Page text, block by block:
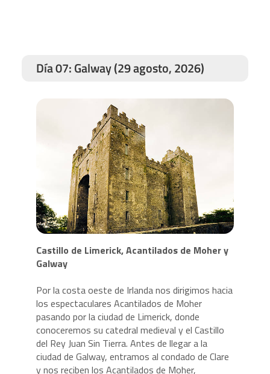
Día 07: Galway (29 agosto, 2026)
Castillo de Limerick, Acantilados de Moher y
Galway
Por la costa oeste de Irlanda nos dirigimos hacia
los espectaculares Acantilados de Moher
pasando por la ciudad de Limerick, donde
conoceremos su catedral medieval y el Castillo
del Rey Juan Sin Tierra. Antes de llegar a la
ciudad de Galway, entramos al condado de Clare
y nos reciben los Acantilados de Moher,